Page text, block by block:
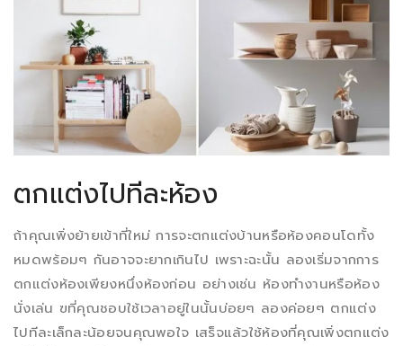
ตกแต่งไปทีละห้อง
ถ้าคุณเพิ่งย้ายเข้าที่ใหม่ การจะตกแต่งบ้านหรือห้องคอนโดทั้ง
หมดพร้อมๆ กันอาจจะยากเกินไป เพราะฉะนั้น ลองเริ่มจากการ
ตกแต่งห้องเพียงหนึ่งห้องก่อน อย่างเช่น ห้องทำงานหรือห้อง
นั่งเล่น ฃที่คุณชอบใช้เวลาอยู่ในนั้นบ่อยๆ ลองค่อยๆ ตกแต่ง
ไปทีละเล็กละน้อยจนคุณพอใจ เสร็จแล้วใช้ห้องที่คุณเพิ่งตกแต่ง